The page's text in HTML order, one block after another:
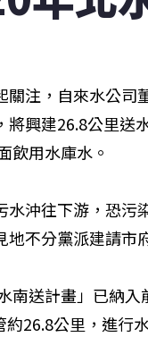
注，自來水公
興建26.8公里送
飲用水庫水。
沖往下游，恐
不分黨派建請市
南送計畫」已納
26.8公里，進行